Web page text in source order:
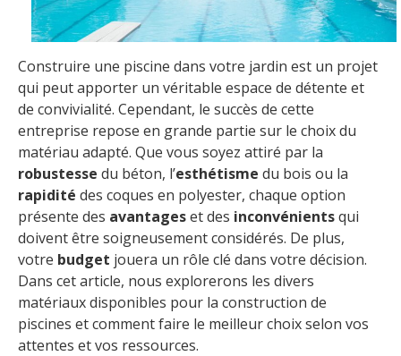
Construire une piscine dans votre jardin est un projet
qui peut apporter un véritable espace de détente et
de convivialité. Cependant, le succès de cette
entreprise repose en grande partie sur le choix du
matériau adapté. Que vous soyez attiré par la
robustesse du béton, l’esthétisme du bois ou la
rapidité des coques en polyester, chaque option
présente des avantageset des inconvénientsqui
doivent être soigneusement considérés. De plus,
votre budget jouera un rôle clé dans votre décision.
Dans cet article, nous explorerons les divers
matériaux disponibles pour la construction de
piscines et comment faire le meilleur choix selon vos
attentes et vos ressources.